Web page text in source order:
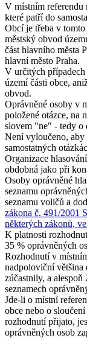
V místním referendu
které patří do
Obcí je třeba v tomto
městský obvod
část hlavního města
hlavní město Praha.
V určitých případech
území části obce,
obvod.
Oprávněné osoby v
položené otázce, na
slovem "ne" - tedy o
Není vyloučeno, aby
samostatných
Organizace
obdobná jako při
Osoby oprávněné
seznamu
seznamu voličů a
zákona č. 491/2001
některých zákonů,
K platnosti
35 % oprávněných
Rozhodnutí v
nadpoloviční většina
zúčastnily, a
seznamech
Jde-li o místní
obce nebo o
rozhodnutí přijato,
oprávněných osob